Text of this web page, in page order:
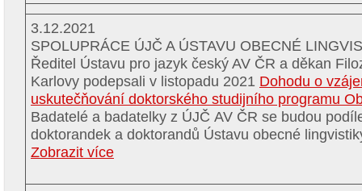
3.12.2021
SPOLUPRÁCE ÚJČ A ÚSTAVU OBECNÉ
Ředitel Ústavu pro jazyk český AV ČR a děkan
Karlovy podepsali v listopadu 2021 Dohodu o
uskutečňování doktorského studijního programu
Badatelé a badatelky z ÚJČ AV ČR se budou
doktorandek a doktorandů Ústavu obecné
Zobrazit více